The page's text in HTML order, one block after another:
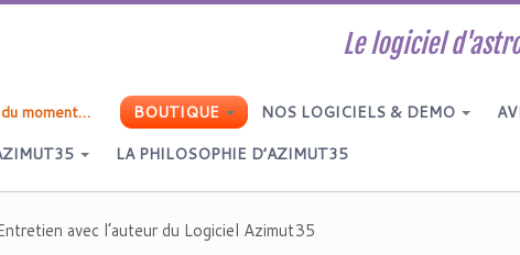
Le logiciel
moment… BOUTIQUE NOS LOGICIELS & DEMO
LA PHILOSOPHIE D’AZIMUT35
avec l’auteur du Logiciel Azimut35